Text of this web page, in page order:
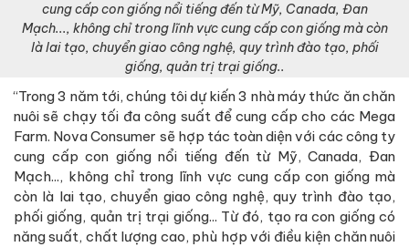
cung cấp con giống nổi tiếng đến từ Mỹ, Canada, Đan
Mạch..., không chỉ trong lĩnh vực cung cấp con giống mà còn
là lai tạo, chuyển giao công nghệ, quy trình đào tạo, phối
giống, quản trị trại giống..
“Trong 3 năm tới, chúng tôi dự kiến 3 nhà máy thức ăn chăn
nuôi sẽ chạy tối đa công suất để cung cấp cho các Mega
Farm. Nova Consumer sẽ hợp tác toàn diện với các công ty
cung cấp con giống nổi tiếng đến từ Mỹ, Canada, Đan
Mạch..., không chỉ trong lĩnh vực cung cấp con giống mà
còn là lai tạo, chuyển giao công nghệ, quy trình đào tạo,
phối giống, quản trị trại giống... Từ đó, tạo ra con giống có
năng suất, chất lượng cao, phù hợp với điều kiện chăn nuôi